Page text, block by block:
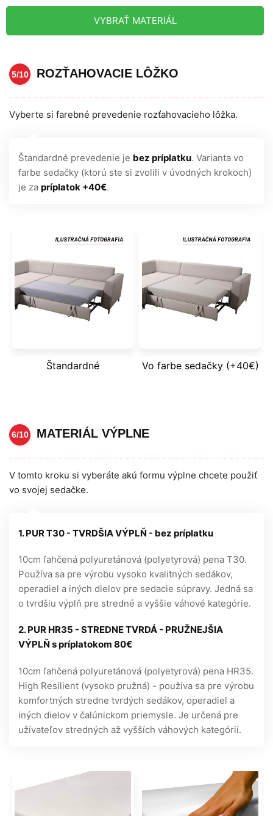
VYBRAŤ MATERIÁL
5/10 ROZŤAHOVACIE LÔŽKO
Vyberte si farebné prevedenie rozťahovacieho lôžka.
Štandardné prevedenie je bez príplatku. Varianta vo
farbe sedačky (ktorú ste si zvolili v úvodných krokoch)
je za príplatok +40€.
Štandardné Vo farbe sedačky (+40€)
6/10 MATERIÁL VÝPLNE
V tomto kroku si vyberáte akú formu výplne chcete použiť
vo svojej sedačke.
1. PUR T30 - TVRDŠIA VÝPLŇ - bez príplatku
10cm ľahčená polyuretánová (polyetyrová) pena T30.
Používa sa pre výrobu vysoko kvalitných sedákov,
operadiel a iných dielov pre sedacie súpravy. Jedná sa
o tvrdšiu výplň pre stredné a vyššie váhové kategórie.
2. PUR HR35 - STREDNE TVRDÁ - PRUŽNEJŠIA
VÝPLŇ s príplatokom 80€
10cm ľahčená polyuretánová (polyetyrová) pena HR35.
High Resilient (vysoko pružná) - používa sa pre výrobu
komfortných stredne tvrdých sedákov, operadiel a
iných dielov v čalúnickom priemysle. Je určená pre
užívateľov stredných až vyšších váhových kategórií.